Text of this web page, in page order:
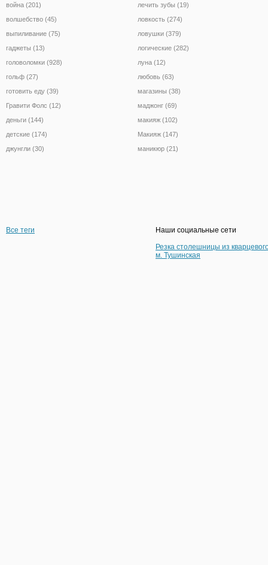
война (201)
волшебство (45)
выпиливание (75)
гаджеты (13)
головоломки (928)
гольф (27)
готовить еду (39)
Гравити Фолс (12)
деньги (144)
детские (174)
джунгли (30)
лечить зубы (19)
ловкость (274)
ловушки (379)
логические (282)
луна (12)
любовь (63)
магазины (38)
маджонг (69)
макияж (102)
Макияж (147)
маникюр (21)
Все теги
Наши социальные сети
Резка столешницы из
м. Тушинская